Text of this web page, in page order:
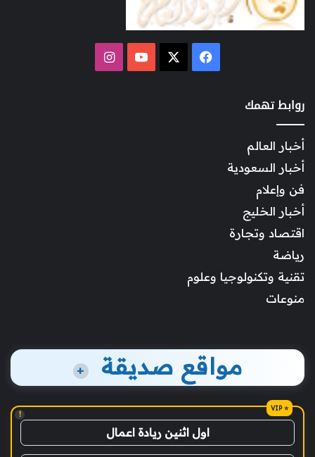
فيسبوك ‫YouTubeانستقرام
روابط تهمك
أخبار العالم
أخبار السعودية
فن وإعلام
أخبار الخليج
اقتصاد وتجارة
رياضة
تقنية وتكنولوجيا وعلوم
منوعات
مواقع صديقة +
!
اول اثنين ريادة اعمال